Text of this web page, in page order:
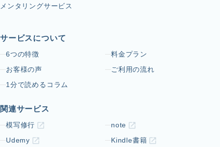
メンタリングサービス
サービスについて
6つの特徴
料金プラン
お客様の声
ご利用の流れ
1分で読めるコラム
関連サービス
模写修行
note
Udemy
Kindle書籍